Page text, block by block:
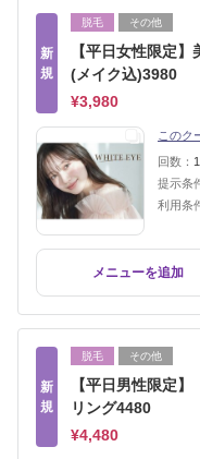
新
規
脱毛 その他
【平日女性限定
(メイク込)3980
¥3,980
このク
回数：
提示条
利用条
メニューを追加
新
規
脱毛 その他
【平日男性限定
リング4480
¥4,480